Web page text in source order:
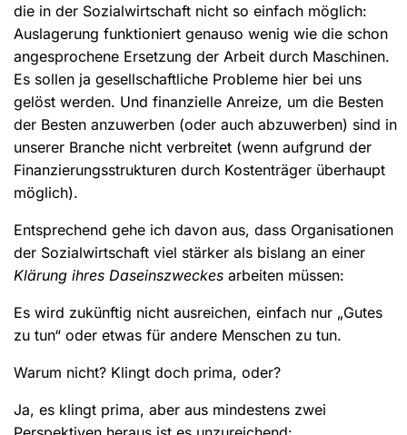
die in der Sozialwirtschaft nicht so einfach möglich:
Auslagerung funktioniert genauso wenig wie die schon
angesprochene Ersetzung der Arbeit durch Maschinen.
Es sollen ja gesellschaftliche Probleme hier bei uns
gelöst werden. Und finanzielle Anreize, um die Besten
der Besten anzuwerben (oder auch abzuwerben) sind in
unserer Branche nicht verbreitet (wenn aufgrund der
Finanzierungsstrukturen durch Kostenträger überhaupt
möglich).
Entsprechend gehe ich davon aus, dass Organisationen
der Sozialwirtschaft viel stärker als bislang an einer
Klärung ihres Daseinszweckes arbeiten müssen:
Es wird zukünftig nicht ausreichen, einfach nur „Gutes
zu tun“ oder etwas für andere Menschen zu tun.
Warum nicht? Klingt doch prima, oder?
Ja, es klingt prima, aber aus mindestens zwei